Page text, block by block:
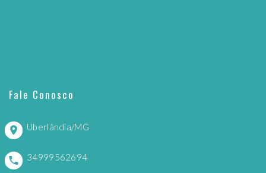
Fale Conosco
Uberlândia/MG
34999562694